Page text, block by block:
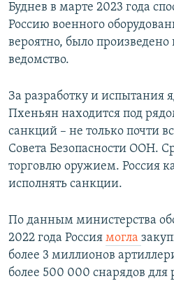
Буднев в марте 2023 года
Россию военного
вероятно, было
ведомство.
За разработку и испытания
Пхеньян находится под
санкций – не только почти
Совета Безопасности ООН.
торговлю оружием. Россия
исполнять санкции.
По данным министерства
2022 года Россия могла
более 3 миллионов
более 500 000 снарядов для